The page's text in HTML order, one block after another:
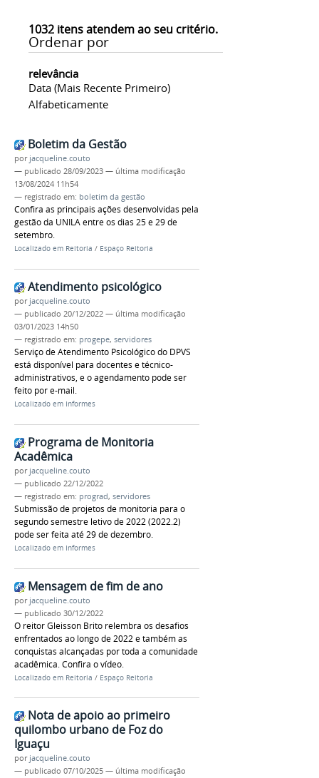
1032 itens atendem ao seu critério.
Ordenar por
relevância
Data (mais Recente Primeiro)
Alfabeticamente
Boletim da Gestão
por jacqueline.couto
— publicado 28/09/2023 — última modificação
13/08/2024 11h54
— registrado em: boletim da gestão
Confira as principais ações desenvolvidas pela
gestão da UNILA entre os dias 25 e 29 de
setembro.
Localizado em Reitoria / Espaço Reitoria
Atendimento psicológico
por jacqueline.couto
— publicado 20/12/2022 — última modificação
03/01/2023 14h50
— registrado em: progepe, servidores
Serviço de Atendimento Psicológico do DPVS
está disponível para docentes e técnico-
administrativos, e o agendamento pode ser
feito por e-mail.
Localizado em Informes
Programa de Monitoria
Acadêmica
por jacqueline.couto
— publicado 22/12/2022
— registrado em: prograd, servidores
Submissão de projetos de monitoria para o
segundo semestre letivo de 2022 (2022.2)
pode ser feita até 29 de dezembro.
Localizado em Informes
Mensagem de fim de ano
por jacqueline.couto
— publicado 30/12/2022
O reitor Gleisson Brito relembra os desafios
enfrentados ao longo de 2022 e também as
conquistas alcançadas por toda a comunidade
acadêmica. Confira o vídeo.
Localizado em Reitoria / Espaço Reitoria
Nota de apoio ao primeiro
quilombo urbano de Foz do
Iguaçu
por jacqueline.couto
— publicado 07/10/2025 — última modificação